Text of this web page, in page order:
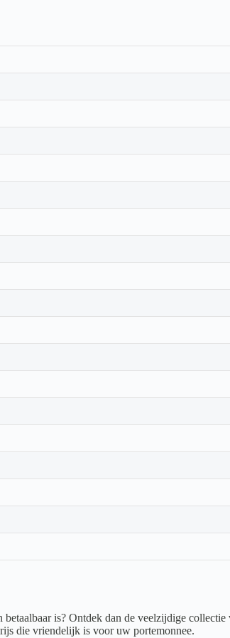
is? Ontdek dan de veelzijdige collectie
die vriendelijk is voor uw portemonnee.